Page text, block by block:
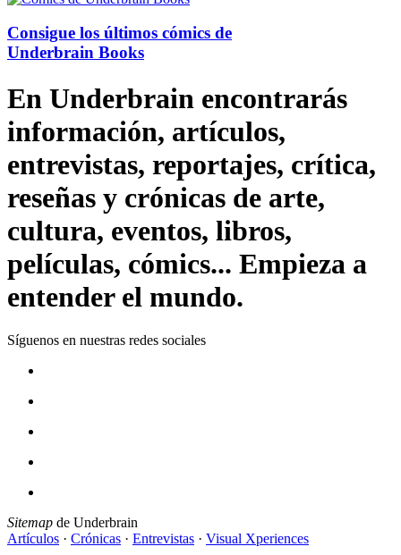
Consigue los últimos cómics de
Underbrain Books
En Underbrain encontrarás
información, artículos,
entrevistas, reportajes, crítica,
reseñas y crónicas de arte,
cultura, eventos, libros,
películas, cómics... Empieza a
entender el mundo.
Síguenos en nuestras redes sociales
Sitemap de Underbrain
Artículos · Crónicas · Entrevistas · Visual Xperiences